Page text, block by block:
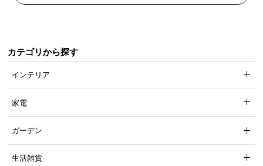
大型テレビにも対応の耐荷重
天板スペースの耐荷重は安心の50㎏！大型テレビに
加えて雑貨などを乗せることもできます。
カテゴリから探す
インテリア
家電
ガーデン
生活雑貨